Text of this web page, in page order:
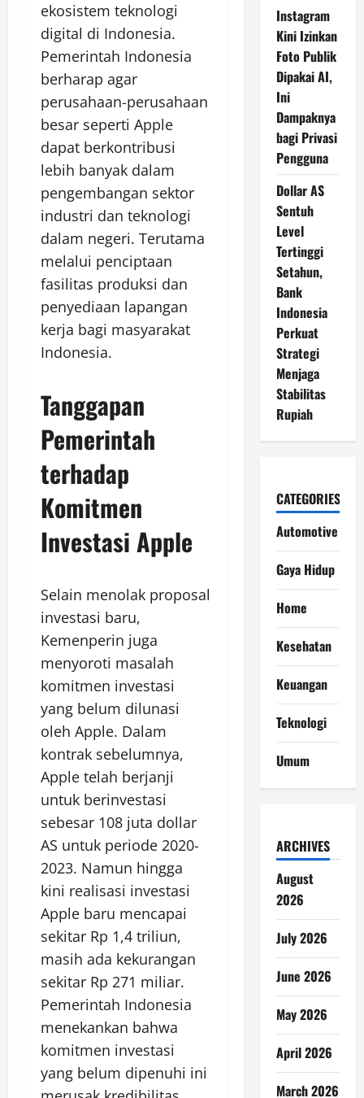
ekosistem teknologi
digital di Indonesia.
Pemerintah Indonesia
berharap agar
perusahaan-perusahaan
besar seperti Apple
dapat berkontribusi
lebih banyak dalam
pengembangan sektor
industri dan teknologi
dalam negeri. Terutama
melalui penciptaan
fasilitas produksi dan
penyediaan lapangan
kerja bagi masyarakat
Indonesia.
Tanggapan
Pemerintah
terhadap
Komitmen
Investasi Apple
Selain menolak proposal
investasi baru,
Kemenperin juga
menyoroti masalah
komitmen investasi
yang belum dilunasi
oleh Apple. Dalam
kontrak sebelumnya,
Apple telah berjanji
untuk berinvestasi
sebesar 108 juta dollar
AS untuk periode 2020-
2023. Namun hingga
kini realisasi investasi
Apple baru mencapai
sekitar Rp 1,4 triliun,
masih ada kekurangan
sekitar Rp 271 miliar.
Pemerintah Indonesia
menekankan bahwa
komitmen investasi
yang belum dipenuhi ini
Instagram
Kini Izinkan
Foto Publik
Dipakai AI,
Ini
Dampaknya
bagi Privasi
Pengguna
Dollar AS
Sentuh
Level
Tertinggi
Setahun,
Bank
Indonesia
Perkuat
Strategi
Menjaga
Stabilitas
Rupiah
CATEGORIES
Automotive
Gaya Hidup
Home
Kesehatan
Keuangan
Teknologi
Umum
ARCHIVES
August
2026
July 2026
June 2026
May 2026
April 2026
March 2026